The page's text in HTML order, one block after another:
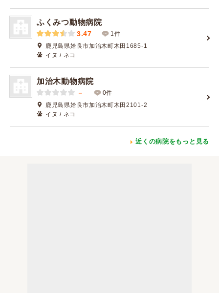
ふくみつ動物病院
3.47
1件
鹿児島県姶良市加治木町木田1685-1
イヌ / ネコ
加治木動物病院
－
0件
鹿児島県姶良市加治木町木田2101-2
イヌ / ネコ
近くの病院をもっと見る